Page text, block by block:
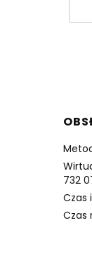
732
Czas
Czas